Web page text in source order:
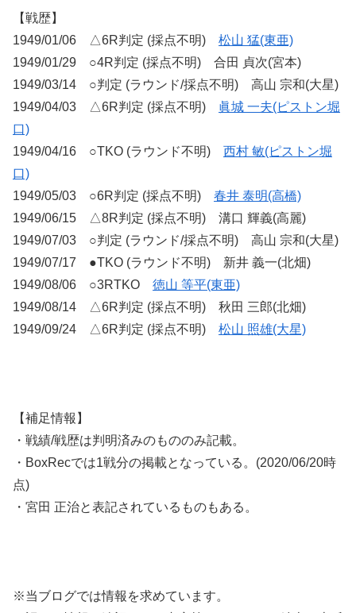
【戦歴】
1949/01/06 △6R判定 (採点不明) 松山 猛(東亜)
1949/01/29 ○4R判定 (採点不明) 合田 貞次(宮本)
1949/03/14 ○判定 (ラウンド/採点不明) 高山 宗和(大星)
1949/04/03 △6R判定 (採点不明) 眞城 一夫(ピストン堀
口)
1949/04/16 ○TKO (ラウンド不明) 西村 敏(ピストン堀
口)
1949/05/03 ○6R判定 (採点不明) 春井 泰明(高橋)
1949/06/15 △8R判定 (採点不明) 溝口 輝義(高麗)
1949/07/03 ○判定 (ラウンド/採点不明) 高山 宗和(大星)
1949/07/17 ●TKO (ラウンド不明) 新井 義一(北畑)
1949/08/06 ○3RTKO 徳山 等平(東亜)
1949/08/14 △6R判定 (採点不明) 秋田 三郎(北畑)
1949/09/24 △6R判定 (採点不明) 松山 照雄(大星)
【補足情報】
・戦績/戦歴は判明済みのもののみ記載。
・BoxRecでは1戦分の掲載となっている。(2020/06/20時
点)
・宮田 正治と表記されているものもある。
※当ブログでは情報を求めています。